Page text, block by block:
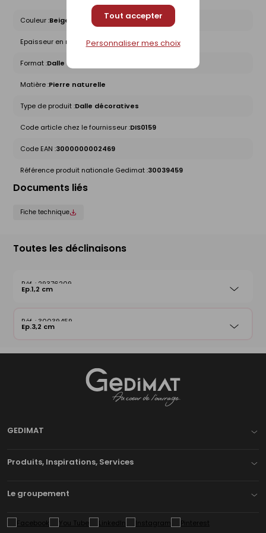
Tout accepter
Personnaliser mes choix
Couleur :Beige
Epaisseur en mm : 32
Format :Dalle
Matière :Pierre naturelle
Type de produit :Dalle décoratives
Code article chez le fournisseur :DIS0159
Code EAN :3000000002469
Référence produit nationale Gedimat :30039459
Documents liés
Fiche technique
Toutes les déclinaisons
29376209
Ep.1,2 cm
30039459
Ep.3,2 cm
GEDIMAT
Produits, Inspirations, Services
Le groupement